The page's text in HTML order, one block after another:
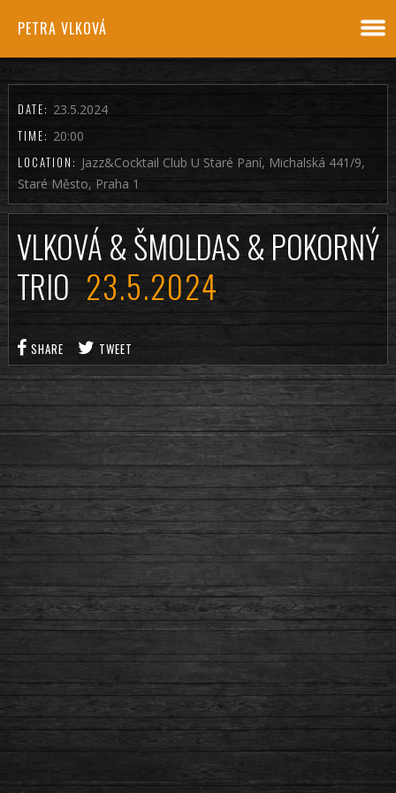
PETRA VLKOVÁ
DATE: 23.5.2024
TIME: 20:00
LOCATION: Jazz&Cocktail Club U Staré Paní, Michalská 441/9,
Staré Město, Praha 1
VLKOVÁ & ŠMOLDAS & POKORNÝ
TRIO 23.5.2024
SHARE TWEET